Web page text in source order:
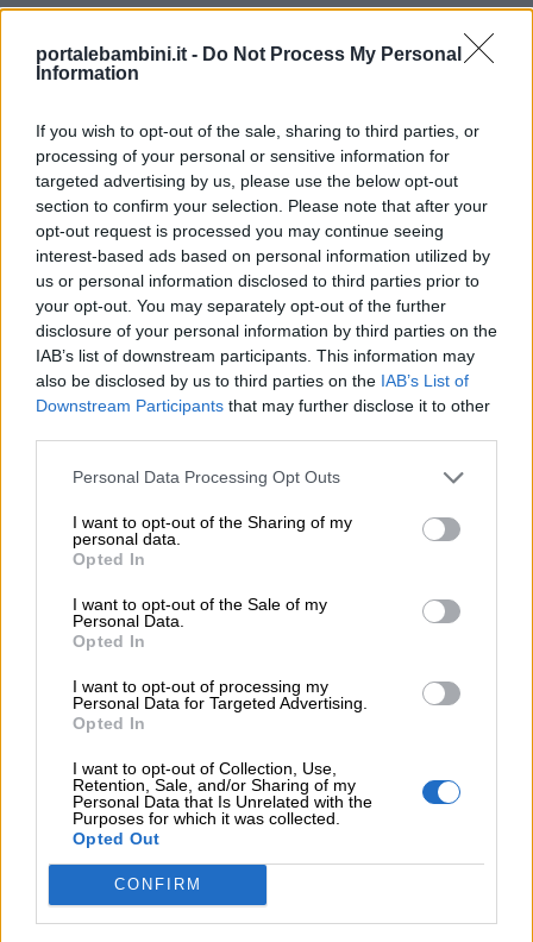
portalebambini.it - Do Not Process My Personal
Information
If you wish to opt-out of the sale, sharing to third parties, or
processing of your personal or sensitive information for
targeted advertising by us, please use the below opt-out
section to confirm your selection. Please note that after your
opt-out request is processed you may continue seeing
interest-based ads based on personal information utilized by
us or personal information disclosed to third parties prior to
your opt-out. You may separately opt-out of the further
disclosure of your personal information by third parties on the
IAB’s list of downstream participants. This information may
also be disclosed by us to third parties on the IAB’s List of
Downstream Participants that may further disclose it to other
Personal Data Processing Opt Outs
I want to opt-out of the Sharing of my
personal data.
Opted In
I want to opt-out of the Sale of my
Personal Data.
Opted In
I want to opt-out of processing my
Personal Data for Targeted Advertising.
Opted In
I want to opt-out of Collection, Use,
Retention, Sale, and/or Sharing of my
Personal Data that Is Unrelated with the
Purposes for which it was collected.
Opted Out
CONFIRM
policy
Testo di: Angiolo Silvio Novaro
Buongiorno, mago aprile!
Sei tornato? – Si desta
al semplice suo tocco
con tre ghirlande in testa
l’acacia nel cortile
mette il più bel monile;
le rondini dai nidi
gridano: “Vidi! Vidi!”
margine del fossato
si veste del più ricco
mantello di broccato
per te, che faccia spicco;
e il ruscello già muto,
ripreso il flauto arguto
suona, portando al mare